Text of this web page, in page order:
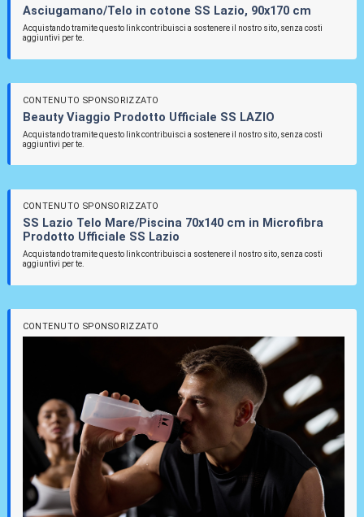
Asciugamano/Telo in cotone SS Lazio, 90x170 cm
Acquistando tramite questo link contribuisci a sostenere il nostro sito, senza costi
aggiuntivi per te.
CONTENUTO SPONSORIZZATO
Beauty Viaggio Prodotto Ufficiale SS LAZIO
Acquistando tramite questo link contribuisci a sostenere il nostro sito, senza costi
aggiuntivi per te.
CONTENUTO SPONSORIZZATO
SS Lazio Telo Mare/Piscina 70x140 cm in Microfibra
Prodotto Ufficiale SS Lazio
Acquistando tramite questo link contribuisci a sostenere il nostro sito, senza costi
aggiuntivi per te.
CONTENUTO SPONSORIZZATO